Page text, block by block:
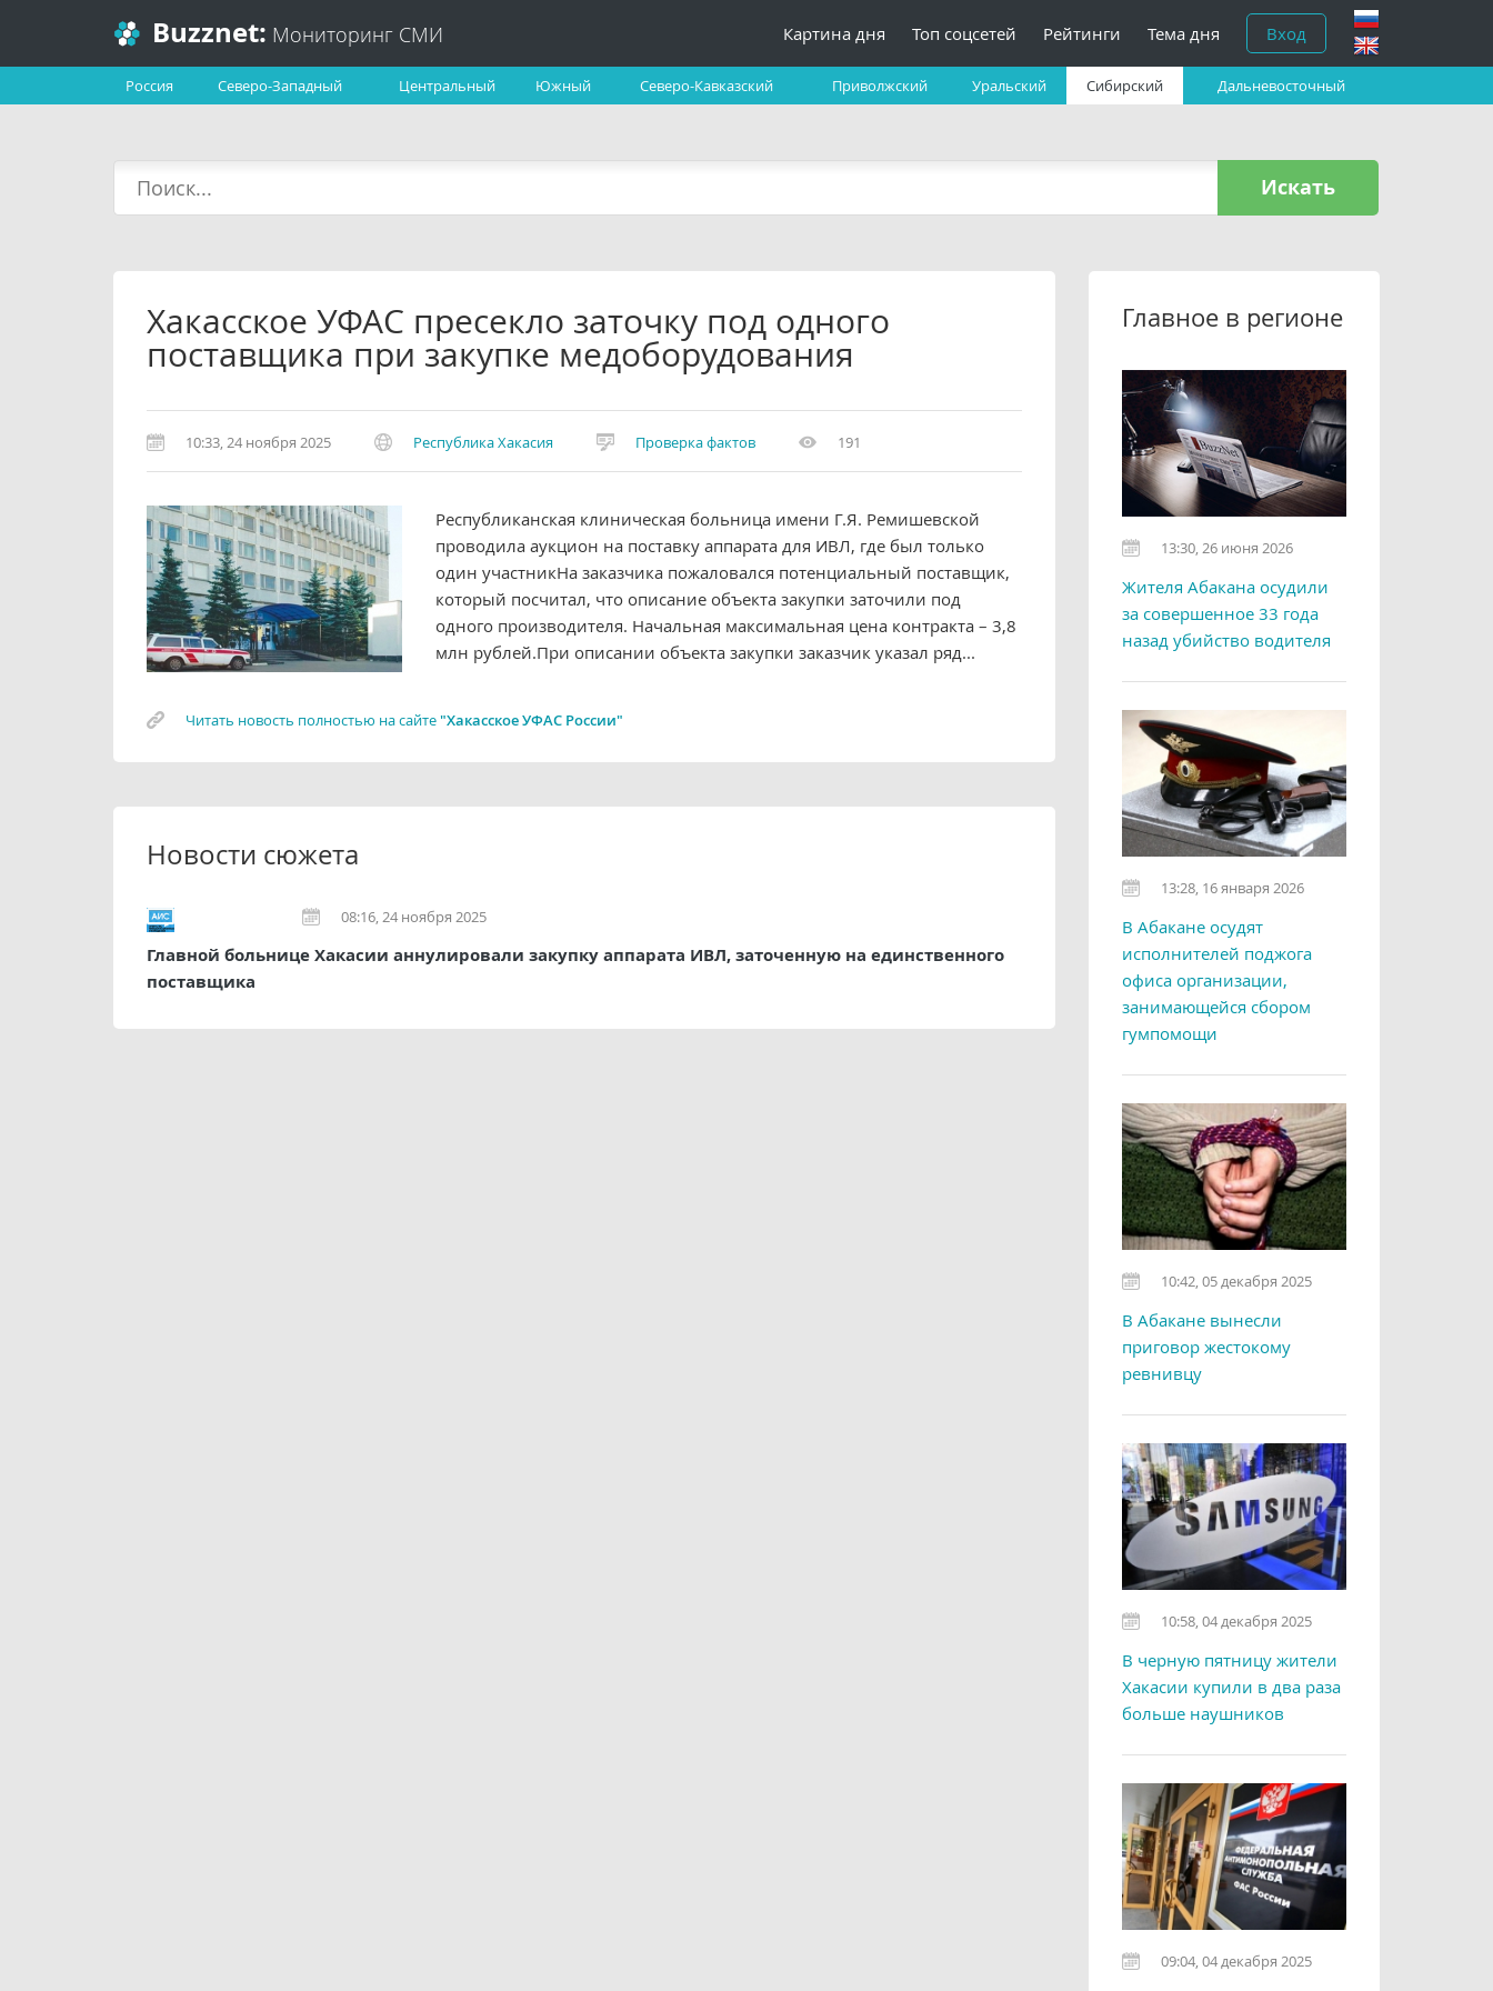
Buzznet: Мониторинг СМИ Картина дня Топ соцсетей Рейтинги Тема дня Вход
Россия Северо-Западный Центральный Южный Северо-Кавказский Приволжский Уральский Сибирский Дальневосточный
Искать
Хакасское УФАС пресекло заточку под одного
поставщика при закупке медоборудования
10:33, 24 ноября 2025 Республика Хакасия Проверка фактов 191
Республиканская клиническая больница имени Г.Я. Ремишевской
проводила аукцион на поставку аппарата для ИВЛ, где был только
один участникНа заказчика пожаловался потенциальный поставщик,
который посчитал, что описание объекта закупки заточили под
одного производителя. Начальная максимальная цена контракта – 3,8
млн рублей.При описании объекта закупки заказчик указал ряд...
Читать новость полностью на сайте"Хакасское УФАС России"
Новости сюжета
08:16, 24 ноября 2025
Главной больнице Хакасии аннулировали закупку аппарата ИВЛ, заточенную на единственного
поставщика
Главное в регионе
13:30, 26 июня 2026
Жителя Абакана осудили
за совершенное 33 года
назад убийство водителя
13:28, 16 января 2026
В Абакане осудят
исполнителей поджога
офиса организации,
занимающейся сбором
гумпомощи
10:42, 05 декабря 2025
В Абакане вынесли
приговор жестокому
ревнивцу
10:58, 04 декабря 2025
В черную пятницу жители
Хакасии купили в два раза
больше наушников
09:04, 04 декабря 2025